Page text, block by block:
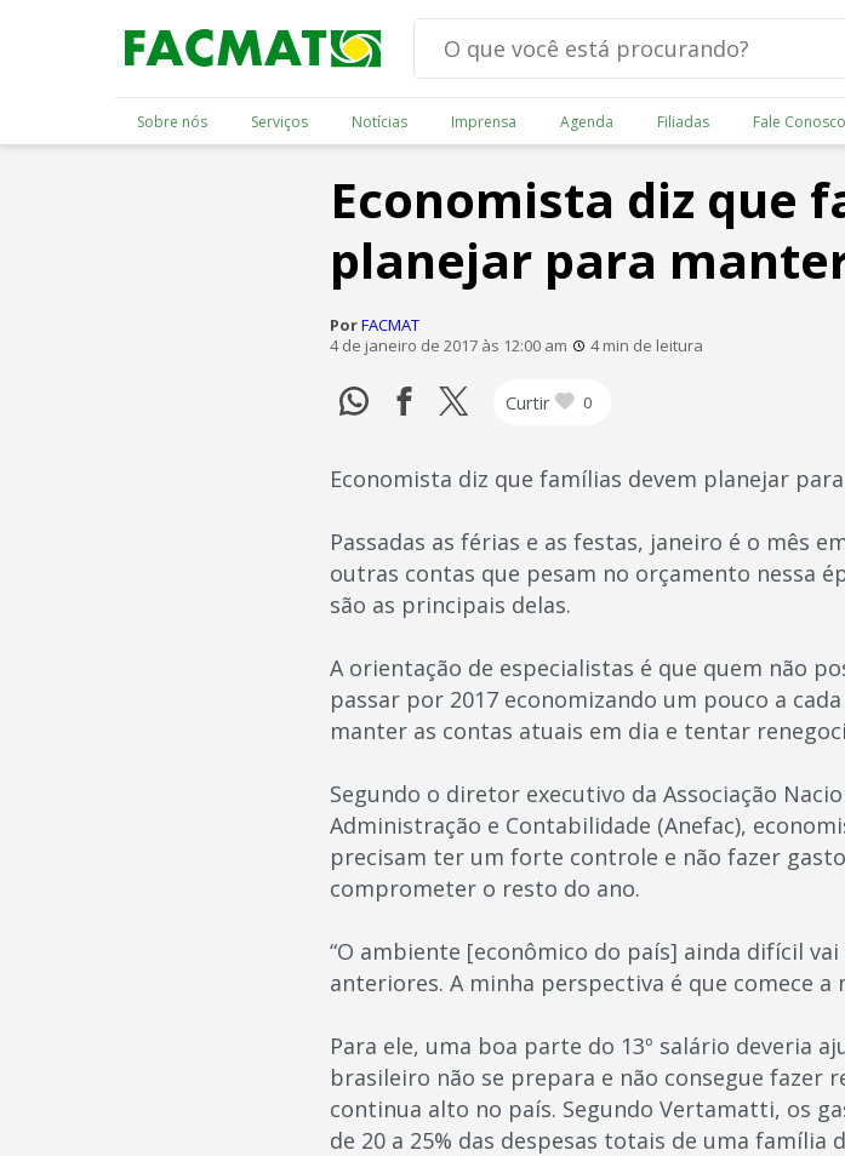
Sobre nós Serviços Notícias Imprensa Agenda Filiadas Fale Conosco
Economista diz que
planejar para
PorFACMAT
4 de janeiro de 2017 às 12:00 am
4 min de leitura
Curtir 0
Economista diz que famílias devem planejar
Passadas as férias e as festas, janeiro é o mês
outras contas que pesam no orçamento nessa
são as principais delas.
A orientação de especialistas é que quem não
passar por 2017 economizando um pouco a
manter as contas atuais em dia e tentar
Segundo o diretor executivo da Associação
Administração e Contabilidade (Anefac),
precisam ter um forte controle e não fazer
comprometer o resto do ano.
“O ambiente [econômico do país] ainda difícil
anteriores. A minha perspectiva é que comece a
Para ele, uma boa parte do 13º salário deveria
brasileiro não se prepara e não consegue fazer
continua alto no país. Segundo Vertamatti, os
de 20 a 25% das despesas totais de uma família